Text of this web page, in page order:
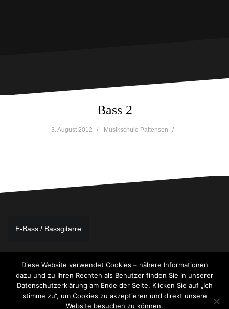
Bass 2
3. August 2012 Musikschule Pattensen
Beitragsnavigation
E-Bass / Bassgitarre
Diese Website verwendet Cookies – nähere Informationen
dazu und zu Ihren Rechten als Benutzer finden Sie in unserer
Datenschutzerklärung am Ende der Seite. Klicken Sie auf „Ich
stimme zu“, um Cookies zu akzeptieren und direkt unsere
Website besuchen zu können.